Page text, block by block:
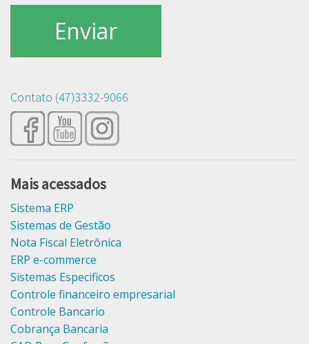
Contato (47)3332-9066
Mais acessados
Sistema ERP
Sistemas de Gestão
Nota Fiscal Eletrônica
ERP e-commerce
Sistemas Especificos
Controle financeiro empresarial
Controle Bancario
Cobrança Bancaria